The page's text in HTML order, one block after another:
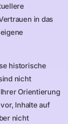
in das
historische
nicht
Orientierung
Inhalte auf
nicht